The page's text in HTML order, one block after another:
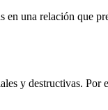
una relación que
y destructivas. Por